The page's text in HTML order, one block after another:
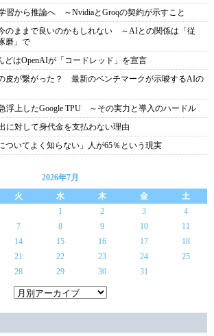
習から推論へ ～NvidiaとGroqの契約が示すこと
のままで良いのかもしれない ～AIとの関係は「従
磨」で
はOpenAIが「コードレッド」を宣言
皮が繋がった？ 最新のベンチマークが示唆するAIの
浮上したGoogle TPU ～その実力と導入のハードル
に対して身代金を支払わない理由
ついてよく知らない」人が65％という現実
2026年7月
火 水 木 金
土
1
2 3
4
7 8 9 10
11
14 15 16 17
18
21 22 23 24
25
28 29 30 31